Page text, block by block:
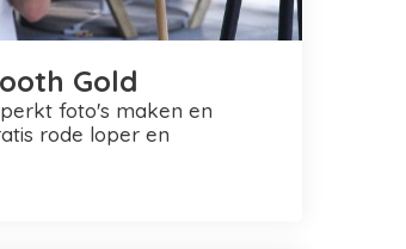
Gold
rode loper en